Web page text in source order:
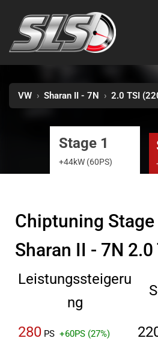
VW › Sharan II - 7N › 2.0 TSI
Stage 1
+44kW (60PS)
Chiptuning
Sharan II - 7N
Leistungssteigeru
ng
280 PS +60PS (27%)